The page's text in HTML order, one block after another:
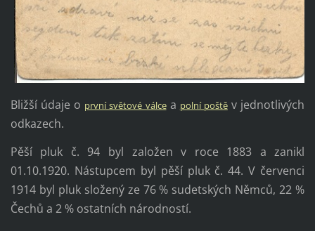
Bližší údaje o první světové válcea polní poštěv jednotlivých
odkazech.
Pěší pluk č. 94 byl založen v roce 1883 a zanikl
01.10.1920. Nástupcem byl pěší pluk č. 44. V červenci
1914 byl pluk složený ze 76 % sudetských Němců, 22 %
Čechů a 2 % ostatních národností.